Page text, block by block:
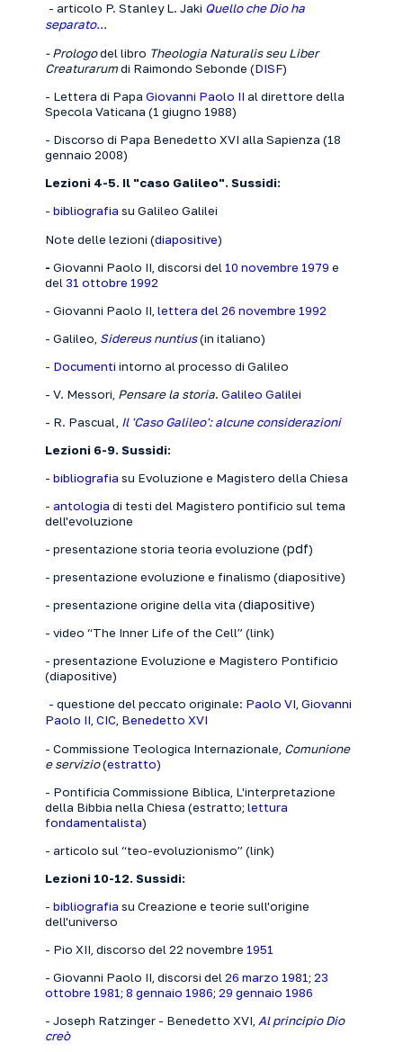
- articolo P. Stanley L. Jaki Quello che Dio ha
separato...
- Prologodel libro Theologia Naturalis seu Liber
Creaturarumdi Raimondo Sebonde (DISF)
- Lettera di Papa Giovanni Paolo II al direttore della
Specola Vaticana (1 giugno 1988)
- Discorso di Papa Benedetto XVI alla Sapienza (18
gennaio 2008)
Lezioni 4-5. Il "caso Galileo". Sussidi:
- bibliografia su Galileo Galilei
Note delle lezioni (diapositive)
- Giovanni Paolo II, discorsi del 10 novembre 1979 e
del 31 ottobre 1992
- Giovanni Paolo II, lettera del 26 novembre 1992
- Galileo, Sidereus nuntius(in italiano)
- Documenti intorno al processo di Galileo
- V. Messori, Pensare la storia. Galileo Galilei
- R. Pascual, Il 'Caso Galileo': alcune considerazioni
Lezioni 6-9. Sussidi:
- bibliografia su Evoluzione e Magistero della Chiesa
- antologia di testi del Magistero pontificio sul tema
dell'evoluzione
- presentazione storia teoria evoluzione (pdf)
- presentazione evoluzione e finalismo (diapositive)
- presentazione origine della vita (diapositive)
- video “The Inner Life of the Cell” (link)
- presentazione Evoluzione e Magistero Pontificio
(diapositive)
- questione del peccato originale: Paolo VI Giovanni
Paolo II CIC Benedetto XVI
- Commissione Teologica Internazionale, Comunione
e servizio(estratto)
- Pontificia Commissione Biblica, L'interpretazione
della Bibbia nella Chiesa (estratto; lettura
fondamentalista)
- articolo sul “teo-evoluzionismo” (link)
Lezioni 10-12. Sussidi:
- bibliografia su Creazione e teorie sull'origine
dell'universo
- Pio XII, discorso del 22 novembre 1951
- Giovanni Paolo II, discorsi del 26 marzo 1981 ; 23
ottobre 1981 ; 8 gennaio 1986; 29 gennaio 1986
- Joseph Ratzinger - Benedetto XVI, Al principio Dio
creò